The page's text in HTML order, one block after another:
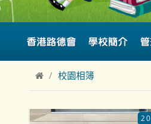
校園相簿
20